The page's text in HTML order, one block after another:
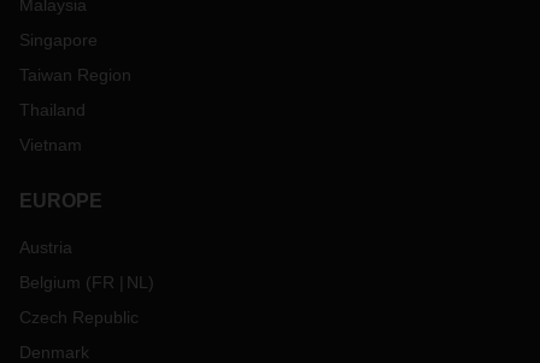
Malaysia
Singapore
Taiwan Region
Thailand
Vietnam
EUROPE
Austria
Belgium (FR NL )
Czech Republic
Denmark